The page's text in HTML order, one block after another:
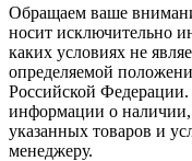
Обращаем ваше
носит исключительно
каких условиях не
определяемой
Российской
информации о
указанных товаров и
менеджеру.